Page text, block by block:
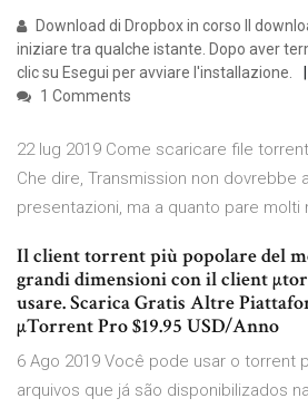
Download di Dropbox in corso Il
iniziare tra qualche istante. Dopo aver
clic su Esegui per avviare l'installazione.
1 Comments
22 lug 2019 Come scaricare file
Che dire, Transmission non dovrebbe
presentazioni, ma a quanto pare molti
Il client torrent più popolare del
grandi dimensioni con il client
usare. Scarica Gratis Altre
µTorrent Pro $19.95 USD/Anno
6 Ago 2019 Você pode usar o torrent
arquivos que já são disponibilizados